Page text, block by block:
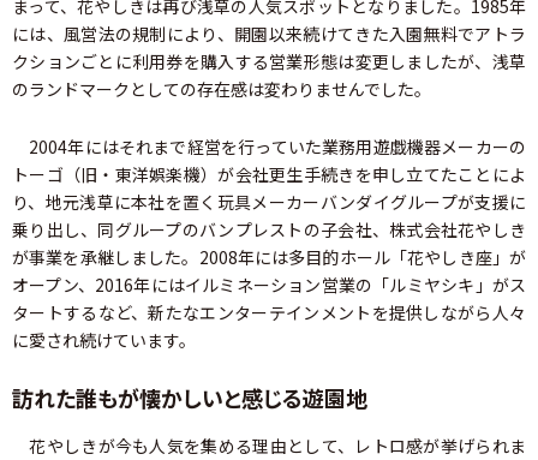
まって、花やしきは再び浅草の人気スポットとなりました。1985年
には、風営法の規制により、開園以来続けてきた入園無料でアトラ
クションごとに利用券を購入する営業形態は変更しましたが、浅草
のランドマークとしての存在感は変わりませんでした。
2004年にはそれまで経営を行っていた業務用遊戯機器メーカーの
トーゴ（旧・東洋娯楽機）が会社更生手続きを申し立てたことによ
り、地元浅草に本社を置く玩具メーカーバンダイグループが支援に
乗り出し、同グループのバンプレストの子会社、株式会社花やしき
が事業を承継しました。2008年には多目的ホール「花やしき座」が
オープン、2016年にはイルミネーション営業の「ルミヤシキ」がス
タートするなど、新たなエンターテインメントを提供しながら人々
に愛され続けています。
訪れた誰もが懐かしいと感じる遊園地
花やしきが今も人気を集める理由として、レトロ感が挙げられま